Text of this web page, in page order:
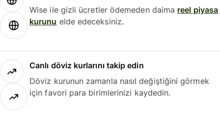
Wise ile gizli ücretler ödemeden daima reel piyasa
kurunu elde edeceksiniz.
Canlı döviz kurlarını takip edin
Döviz kurunun zamanla nasıl değiştiğini görmek
için favori para birimlerinizi kaydedin.